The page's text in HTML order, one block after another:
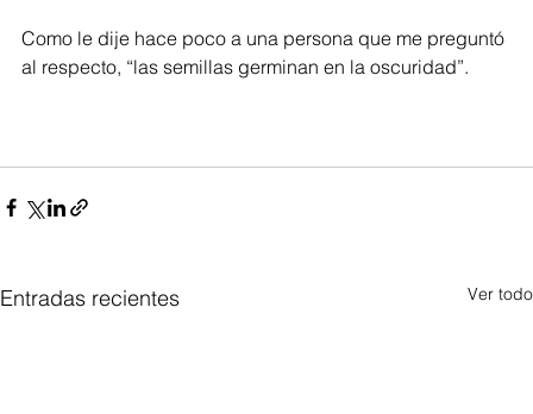
Como le dije hace poco a una persona que me preguntó
al respecto, “las semillas germinan en la oscuridad”.
Entradas recientes Ver todo